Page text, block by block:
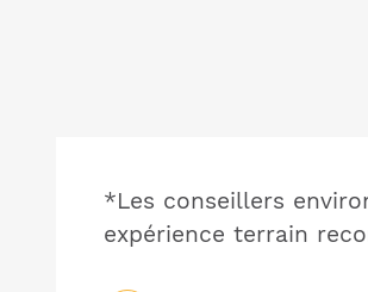
*Les conseillers
expérience terrain